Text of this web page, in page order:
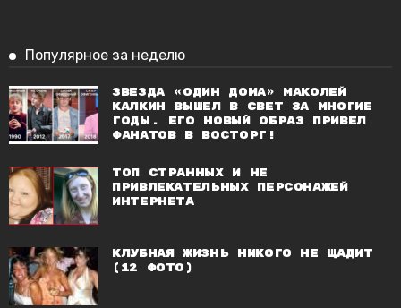
Популярное за неделю
Звезда «Один дома» Маколей
Калкин вышел в свет за многие
годы. Его новый образ привел
фанатов в восторг!
Топ странных и не
привлекательных персонажей
Интернета
Клубная жизнь никого не щадит
(12 фото)